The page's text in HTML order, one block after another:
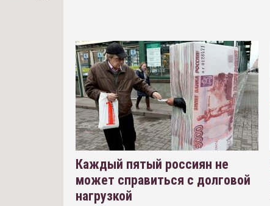
Каждый пятый россиян не
может справиться с долговой
нагрузкой